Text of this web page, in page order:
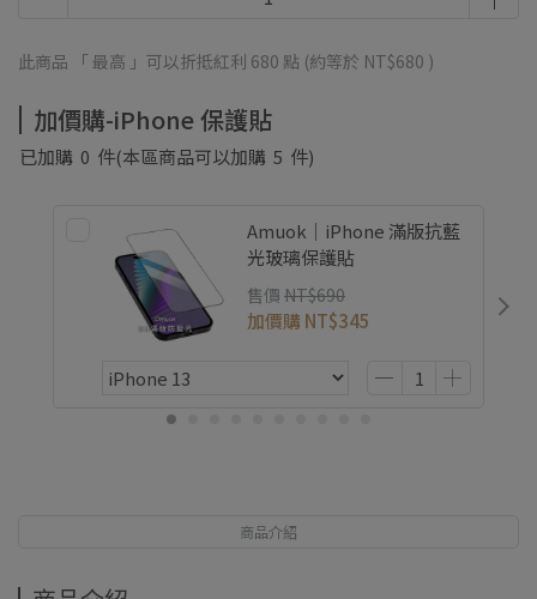
此商品 「 最高 」可以折抵紅利 680 點 (約等於 NT$680 )
加價購-iPhone 保護貼
已加購 0 件(本區商品可以加購 5 件)
Amuok｜iPhone 滿版抗藍
光玻璃保護貼
售價 NT$690
加價購 NT$345
商品介紹